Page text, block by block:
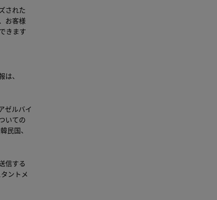
された
お客様
きます
、
ゼルバイ
いての
民国、
信する
ントメ